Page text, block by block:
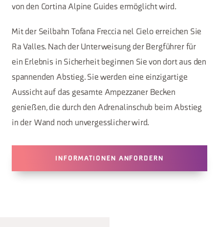
von den Cortina Alpine Guides ermöglicht wird.
Mit der Seilbahn Tofana Freccia nel Cielo erreichen Sie
Ra Valles. Nach der Unterweisung der Bergführer für
ein Erlebnis in Sicherheit beginnen Sie von dort aus den
spannenden Abstieg. Sie werden eine einzigartige
Aussicht auf das gesamte Ampezzaner Becken
genießen, die durch den Adrenalinschub beim Abstieg
in der Wand noch unvergesslicher wird.
INFORMATIONEN ANFORDERN